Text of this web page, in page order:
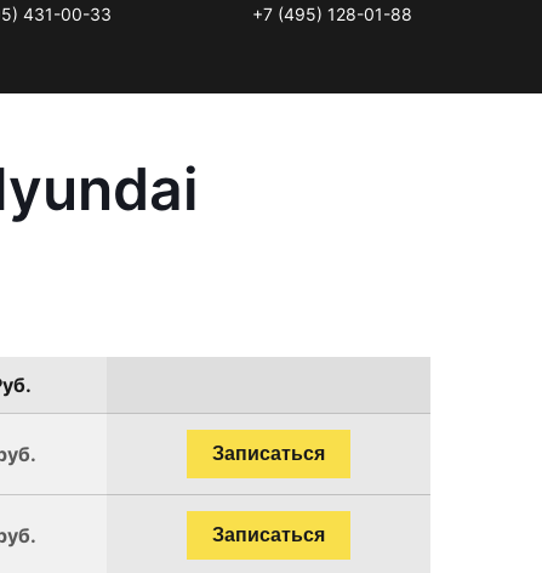
431-00-33
+7 (495) 128-01-88
Записаться
Записаться